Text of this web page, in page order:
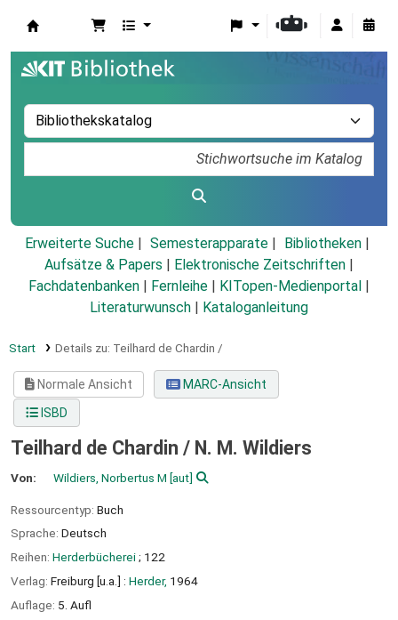
Erweiterte Suche Semesterapparate
Bibliotheken
Aufsätze & Papers
Elektronische Zeitschriften
Fachdatenbanken
Fernleihe KITopen-Medienportal
Literaturwunsch
Kataloganleitung
Start Details zu: Teilhard de Chardin /
Normale Ansicht
MARC-Ansicht
ISBD
Teilhard de Chardin / N. M. Wildiers
Von: Wildiers, Norbertus M [aut]
Ressourcentyp: Buch
Sprache: Deutsch
Reihen: Herderbücherei; 122
Verlag: Freiburg [u.a.] : Herder, 1964
Auflage: 5. Aufl